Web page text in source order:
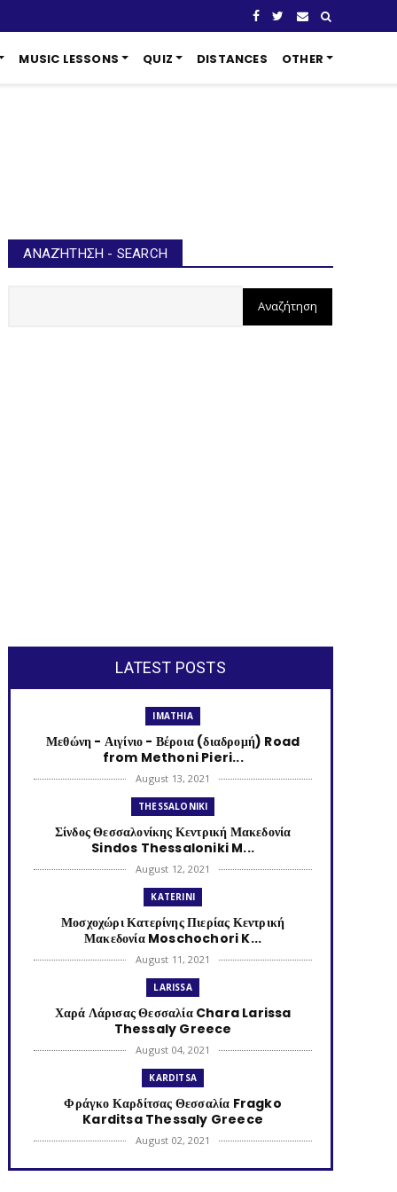
MUSIC LESSONS QUIZ DISTANCES OTHER
ΑΝΑΖΉΤΗΣΗ - SEARCH
LATEST POSTS
IMATHIA
Μεθώνη - Αιγίνιο - Βέροια (διαδρομή) Road
from Methoni Pieri...
August 13, 2021
THESSALONIKI
Σίνδος Θεσσαλονίκης Κεντρική Μακεδονία
Sindos Thessaloniki M...
August 12, 2021
KATERINI
Μοσχοχώρι Κατερίνης Πιερίας Κεντρική
Μακεδονία Moschochori K...
August 11, 2021
LARISSA
Χαρά Λάρισας Θεσσαλία Chara Larissa
Thessaly Greece
August 04, 2021
KARDITSA
Φράγκο Καρδίτσας Θεσσαλία Fragko
Karditsa Thessaly Greece
August 02, 2021
KATERINI